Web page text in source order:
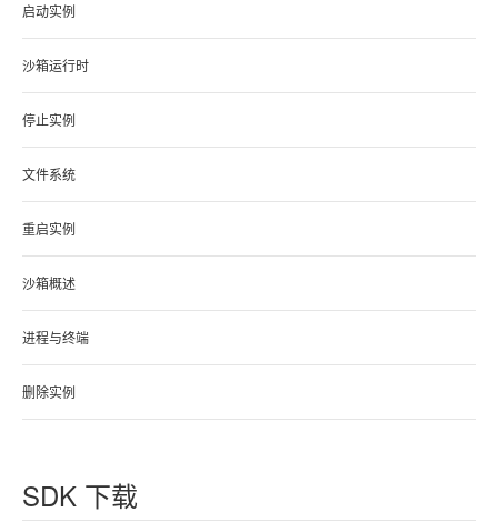
启动实例
沙箱运行时
停止实例
文件系统
重启实例
沙箱概述
进程与终端
删除实例
SDK 下载